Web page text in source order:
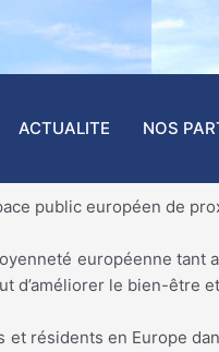
ACTUALITE NOS
public européen de
européenne tant
d’améliorer le bien-être
résidents en Europe